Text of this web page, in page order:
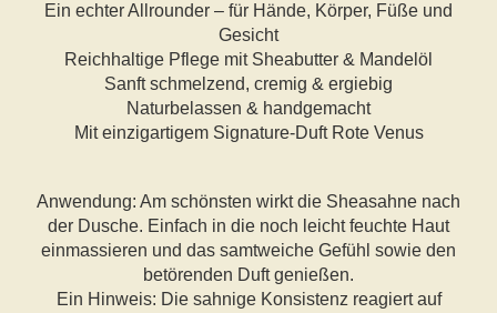
Ein echter Allrounder – für Hände, Körper, Füße und
Gesicht
Reichhaltige Pflege mit Sheabutter & Mandelöl
Sanft schmelzend, cremig & ergiebig
Naturbelassen & handgemacht
Mit einzigartigem Signature-Duft Rote Venus
Anwendung: Am schönsten wirkt die Sheasahne nach
der Dusche. Einfach in die noch leicht feuchte Haut
einmassieren und das samtweiche Gefühl sowie den
betörenden Duft genießen.
Ein Hinweis: Die sahnige Konsistenz reagiert auf